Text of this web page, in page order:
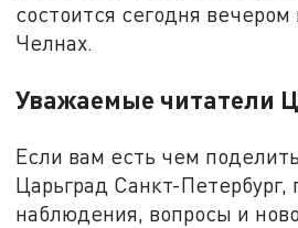
состоится сегодня
Челнах.
Уважаемые читатели
Если вам есть чем
Царьград Санкт-Петербург,
наблюдения, вопросы и